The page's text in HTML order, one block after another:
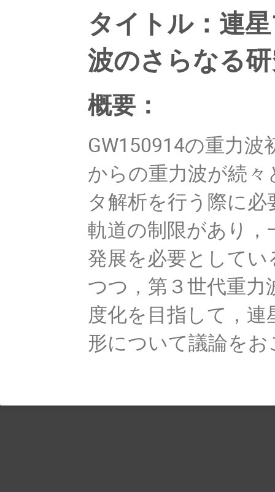
タイトル：連
波のさらなる
概要：
GW150914の重力
からの重力波が続
タ解析を行う際に
軌道の制限があり
発展を必要として
つつ，第３世代重
度化を目指して，
形について議論を